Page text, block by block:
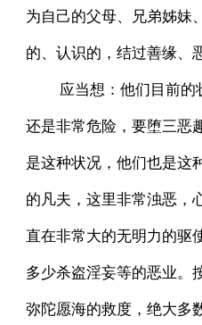
为自己的父母、兄弟姊妹
的、认识的，结过善缘、
应当想：他们目前的
还是非常危险，要堕三恶
是这种状况，他们也是这
的凡夫，这里非常浊恶，
直在非常大的无明力的驱
多少杀盗淫妄等的恶业。
弥陀愿海的救度，绝大多